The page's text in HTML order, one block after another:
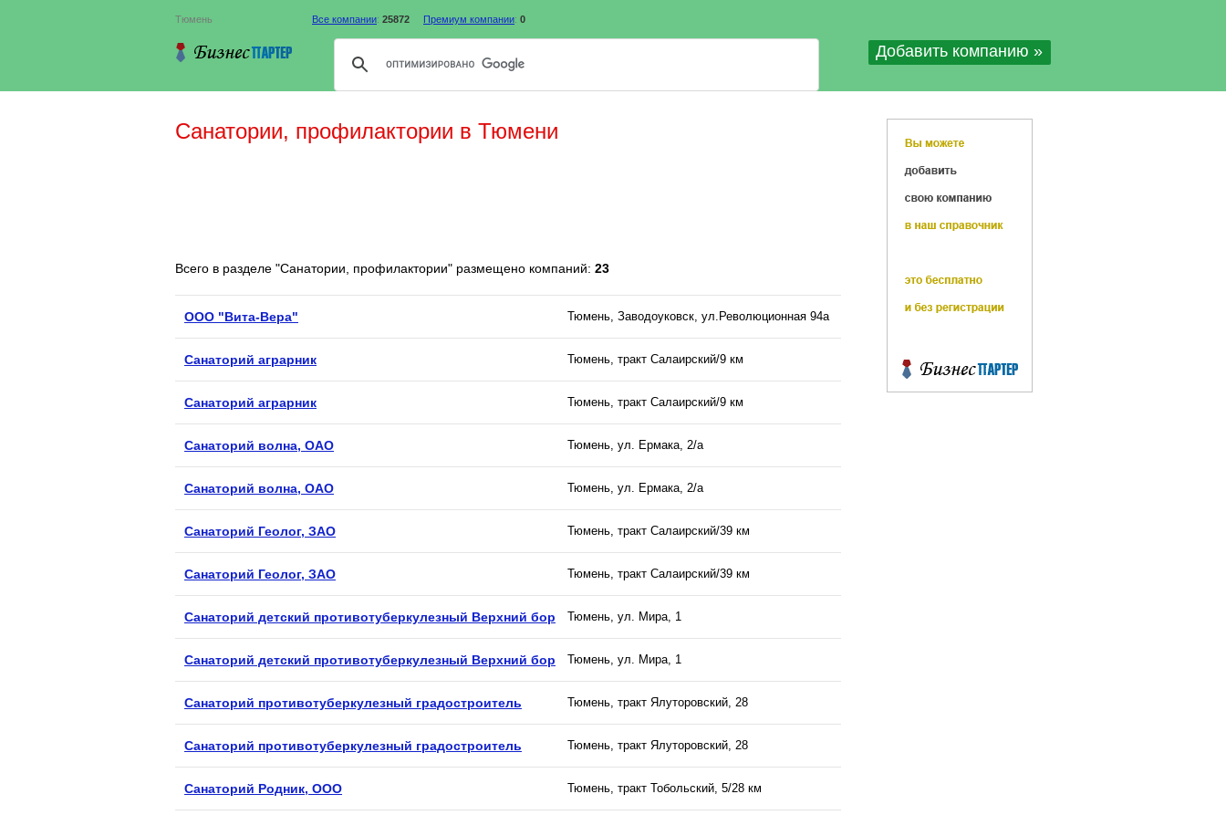
Тюмень Все компании: 25872 Премиум компании: 0
Добавить компанию »
Санатории, профилактории в Тюмени
Всего в разделе "Санатории, профилактории" размещено компаний: 23
ООО "Вита-Вера" Тюмень, Заводоуковск, ул.Революционная 94а
Санаторий аграрник Тюмень, тракт Салаирский/9 км
Санаторий аграрник Тюмень, тракт Салаирский/9 км
Санаторий волна, ОАО Тюмень, ул. Ермака, 2/а
Санаторий волна, ОАО Тюмень, ул. Ермака, 2/а
Санаторий Геолог, ЗАО Тюмень, тракт Салаирский/39 км
Санаторий Геолог, ЗАО Тюмень, тракт Салаирский/39 км
Санаторий детский противотуберкулезный Верхний бор Тюмень, ул. Мира, 1
Санаторий детский противотуберкулезный Верхний бор Тюмень, ул. Мира, 1
Санаторий противотуберкулезный градостроитель Тюмень, тракт Ялуторовский, 28
Санаторий противотуберкулезный градостроитель Тюмень, тракт Ялуторовский, 28
Санаторий Родник, ООО Тюмень, тракт Тобольский, 5/28 км